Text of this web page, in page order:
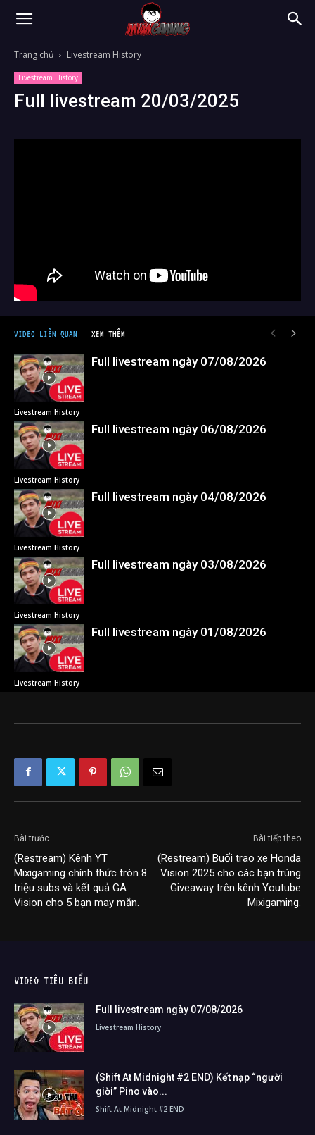
Trang chủ Livestream History
Livestream History
Full livestream 20/03/2025
VIDEO LIÊN QUAN XEM THÊM
Livestream History
Full livestream ngày 07/08/2026
Livestream History
Full livestream ngày 06/08/2026
Livestream History
Full livestream ngày 04/08/2026
Livestream History
Full livestream ngày 03/08/2026
Livestream History
Full livestream ngày 01/08/2026
Bài trước
(Restream) Kênh YT
Mixigaming chính thức tròn 8
triệu subs và kết quả GA
Vision cho 5 bạn may mắn.
Bài tiếp theo
(Restream) Buổi trao xe Honda
Vision 2025 cho các bạn trúng
Giveaway trên kênh Youtube
Mixigaming.
VIDEO TIÊU BIỂU
Full livestream ngày 07/08/2026
Livestream History
(Shift At Midnight #2 END) Kết nạp “người
giời” Pino vào...
Shift At Midnight #2 END